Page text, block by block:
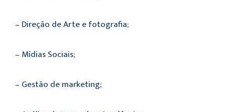
– Direção de Arte e fotografia;
– Mídias Sociais;
– Gestão de marketing;